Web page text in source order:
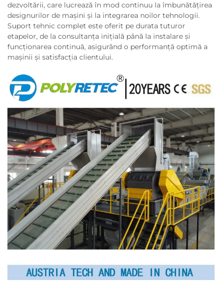
dezvoltării, care lucrează în mod continuu la îmbunătățirea
designurilor de mașini și la integrarea noilor tehnologii.
Suport tehnic complet este oferit pe durata tuturor
etapelor, de la consultanța inițială până la instalare și
funcționarea continuă, asigurând o performanță optimă a
mașinii și satisfacția clientului.